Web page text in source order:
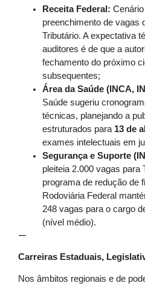
Receita Federal:
preenchimento de vagas
Tributário. A expectativa
auditores é de que a
fechamento do próximo
subsequentes;
Área da Saúde (INCA,
Saúde sugeriu
técnicas, planejando a
estruturados para 13 de
exames intelectuais em
Segurança e Suporte
pleiteia 2.000 vagas para
programa de redução de
Rodoviária Federal
248 vagas para o cargo
(nível médio).
—
Carreiras Estaduais,
Nos âmbitos regionais e de